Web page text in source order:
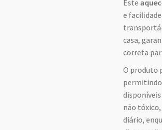
Este
e
casa,
correta
O produto
permitindo
não
diário,